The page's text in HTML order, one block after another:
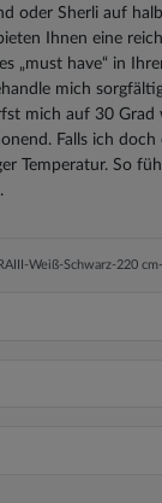
oder Sherli auf
Ihnen eine
„must have“ in
mich
mich auf 30 Grad
Falls ich
Temperatur. So
Weiß-Schwarz-220